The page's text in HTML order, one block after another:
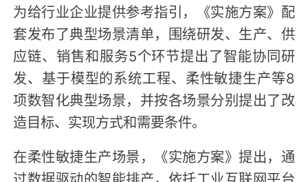
为给行业企业提供参考指引，《实施方案》配
套发布了典型场景清单，围绕研发、生产、供
应链、销售和服务5个环节提出了智能协同研
发、基于模型的系统工程、柔性敏捷生产等8
项数智化典型场景，并按各场景分别提出了改
造目标、实现方式和需要条件。
在柔性敏捷生产场景，《实施方案》提出，通
过数据驱动的智能排产，依托工业互联网平台